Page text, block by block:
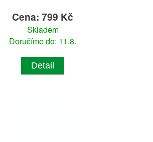
Cena: 799 Kč
Skladem
Doručíme do: 11.8.
Detail